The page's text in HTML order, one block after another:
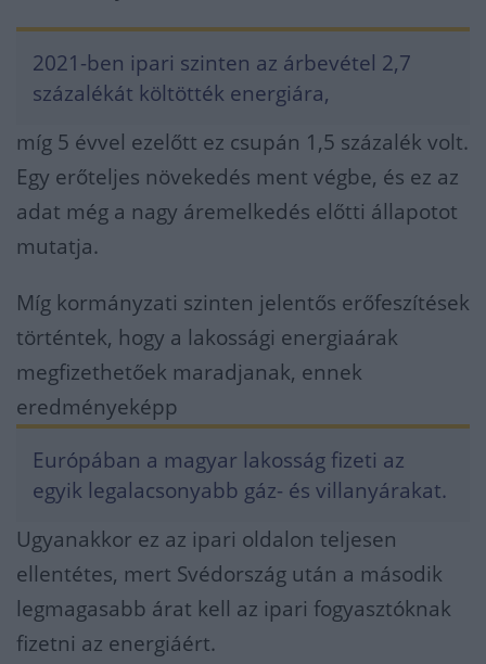
2021-ben ipari szinten az árbevétel 2,7
százalékát költötték energiára,
míg 5 évvel ezelőtt ez csupán 1,5 százalék volt.
Egy erőteljes növekedés ment végbe, és ez az
adat még a nagy áremelkedés előtti állapotot
mutatja.
Míg kormányzati szinten jelentős erőfeszítések
történtek, hogy a lakossági energiaárak
megfizethetőek maradjanak, ennek
eredményeképp
Európában a magyar lakosság fizeti az
egyik legalacsonyabb gáz- és villanyárakat.
Ugyanakkor ez az ipari oldalon teljesen
ellentétes, mert Svédország után a második
legmagasabb árat kell az ipari fogyasztóknak
fizetni az energiáért.